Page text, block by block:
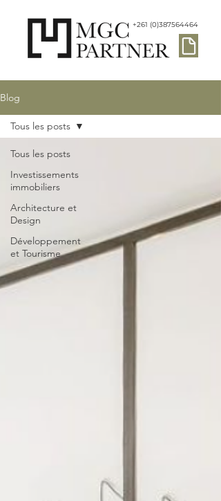
+261 (0)387564464
Blog
Tous les posts
Investissements
immobiliers
Architecture et
Design
Développement
et Tourisme
Tous les posts